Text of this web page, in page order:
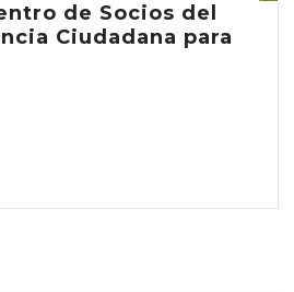
de Socios del
Ciudadana para